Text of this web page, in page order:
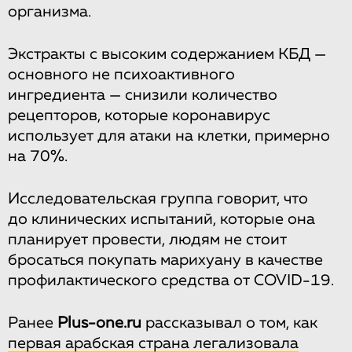
организма.
Экстракты с высоким содержанием КБД —
основного не психоактивного
ингредиента — снизили количество
рецепторов, которые коронавирус
использует для атаки на клетки, примерно
на 70%.
Исследовательская группа говорит, что
до клинических испытаний, которые она
планирует провести, людям не стоит
бросаться покупать марихуану в качестве
профилактического средства от COVID-19.
Ранее Plus-one.ru рассказывал о том, как
первая арабская страна легализовала